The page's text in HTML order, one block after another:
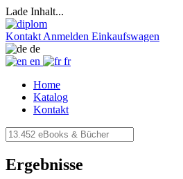
Lade Inhalt...
Kontakt Anmelden Einkaufswagen
de
en
fr
Home
Katalog
Kontakt
Ergebnisse